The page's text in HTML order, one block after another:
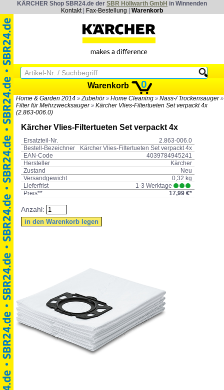
KÄRCHER Shop SBR24.de der SBR Höllwarth GmbH in Winnenden
Kontakt| Fax-Bestellung Warenkorb
Warenkorb 0
Home & Garden 2014 » Zubehör» Home Cleaning » Nass-/ Trockensauger»
Filter für Mehrzwecksauger» Kärcher Vlies-Filtertueten Set verpackt 4x
(2.863-006.0)
Kärcher Vlies-Filtertueten Set verpackt 4x
Ersatzteil-Nr.
2.863-006.0
Bestell-Bezeichner
Kärcher Vlies-Filtertueten Set verpackt 4x
EAN-Code
4039784945241
Hersteller
Kärcher
Zustand
Neu
Versandgewicht
0,32 kg
Lieferfrist
1-3 Werktage
Preis**
17,99 €*
Anzahl: